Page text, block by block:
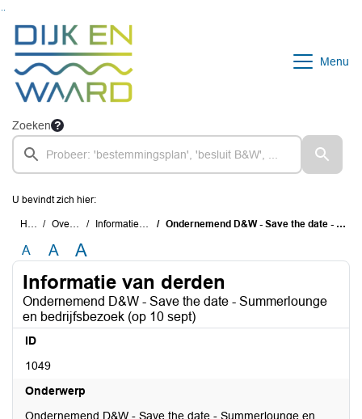
Menu
Zoeken
U bevindt zich hier:
Home Overzichten Informatie van derden Ondernemend D&W - Save the date - Summerlounge en bedrijfsbezoek (op 10 sept)
A A A
Informatie van derden
Ondernemend D&W - Save the date - Summerlounge
en bedrijfsbezoek (op 10 sept)
ID
1049
Onderwerp
Ondernemend D&W - Save the date - Summerlounge en